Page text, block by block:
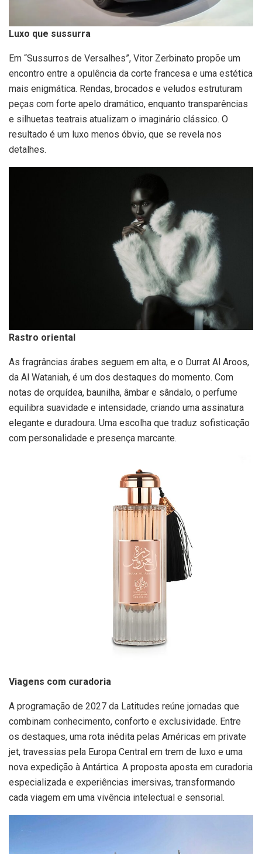
Luxo que sussurra
Em “Sussurros de Versalhes”, Vitor Zerbinato propõe um
encontro entre a opulência da corte francesa e uma estética
mais enigmática. Rendas, brocados e veludos estruturam
peças com forte apelo dramático, enquanto transparências
e silhuetas teatrais atualizam o imaginário clássico. O
resultado é um luxo menos óbvio, que se revela nos
detalhes.
Rastro oriental
As fragrâncias árabes seguem em alta, e o Durrat Al Aroos,
da Al Wataniah, é um dos destaques do momento. Com
notas de orquídea, baunilha, âmbar e sândalo, o perfume
equilibra suavidade e intensidade, criando uma assinatura
elegante e duradoura. Uma escolha que traduz sofisticação
com personalidade e presença marcante.
Viagens com curadoria
A programação de 2027 da Latitudes reúne jornadas que
combinam conhecimento, conforto e exclusividade. Entre
os destaques, uma rota inédita pelas Américas em private
jet, travessias pela Europa Central em trem de luxo e uma
nova expedição à Antártica. A proposta aposta em curadoria
especializada e experiências imersivas, transformando
cada viagem em uma vivência intelectual e sensorial.